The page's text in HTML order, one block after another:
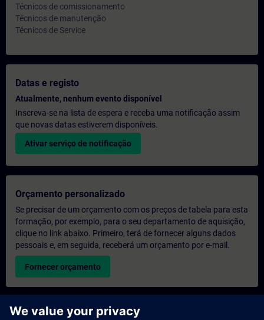
Técnicos de comissionamento
Técnicos de manutenção
Técnicos de Service
Datas e registo
Atualmente, nenhum evento disponível
Inscreva-se na lista de espera e receba uma notificação assim
que novas datas estiverem disponíveis.
Ativar serviço de notificação
Orçamento personalizado
Se precisar de um orçamento com os preços de tabela para esta
formação, por exemplo, para o seu departamento de aquisição,
clique no link abaixo. Primeiro, terá de fornecer alguns dados
pessoais e, em seguida, receberá um orçamento por e-mail.
Fornecer orçamento
Pedido de informações sobre formação exclusiva